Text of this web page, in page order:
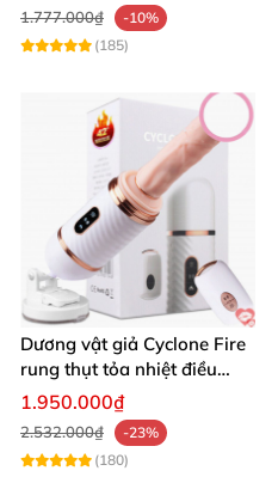
1.777.000₫
-10%
(185)
Dương vật giả Cyclone Fire
rung thụt tỏa nhiệt điều
khiển từ xa
1.950.000₫
2.532.000₫
-23%
(180)